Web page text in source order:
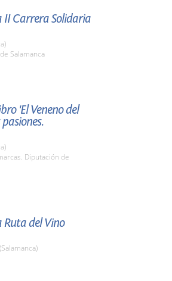
II Carrera Solidaria
Salamanca
'El Veneno del
Diputación de
Ruta del Vino